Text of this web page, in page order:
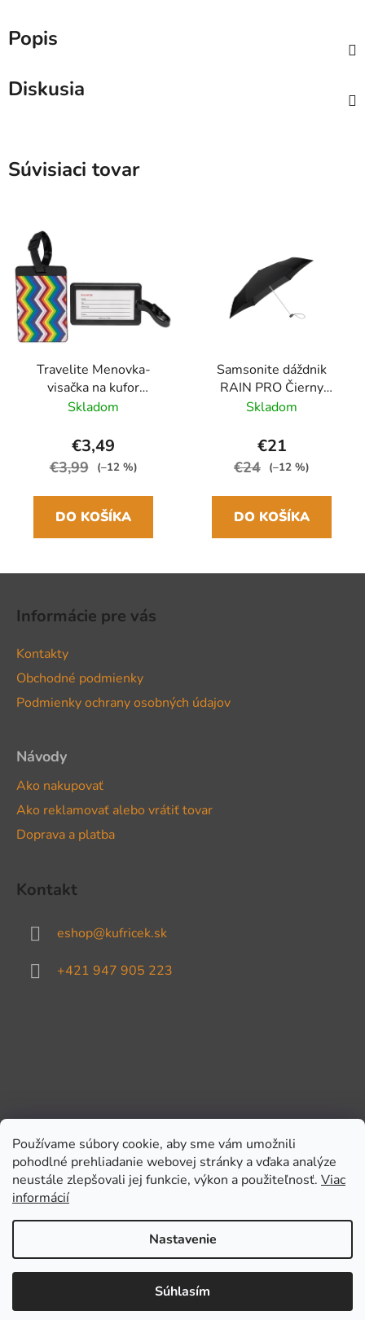
Používame súbory cookie, aby sme vám umožnili
pohodlné prehliadanie webovej stránky a vďaka analýze
neustále zlepšovali jej funkcie, výkon a použiteľnosť. Viac
informácií
Nastavenie
Súhlasím
Popis
Diskusia
Súvisiaci tovar
Travelite Menovka-
visačka na kufor
Multicolor Waves
Skladom
€3,49
€3,99 (–12 %)
DO KOŠÍKA
Samsonite dáždnik
RAIN PRO Čierny
skladací manuálny
Skladom
€21
€24 (–12 %)
DO KOŠÍKA
Informácie pre vás
Kontakty
Obchodné podmienky
Podmienky ochrany osobných údajov
Návody
Ako nakupovať
Ako reklamovať alebo vrátiť tovar
Doprava a platba
Kontakt
eshop@kufricek.sk
+421 947 905 223
Prijímame online platby
Vytvoril Shoptet
Copyright 2026Kufríček.sk. Všetky práva vyhradené.